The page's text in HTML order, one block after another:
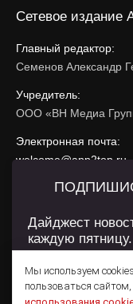
Сетевое издание
Главный редактор:
Семенов Александр
Учредитель:
ООО «ВН Медиа
Электронная почта:
welcome@app2top.ru
При использовании
Сайт использует IP
использования
Пользовательском
Мы используем
пользоваться
Дайджест
каждую пятницу.